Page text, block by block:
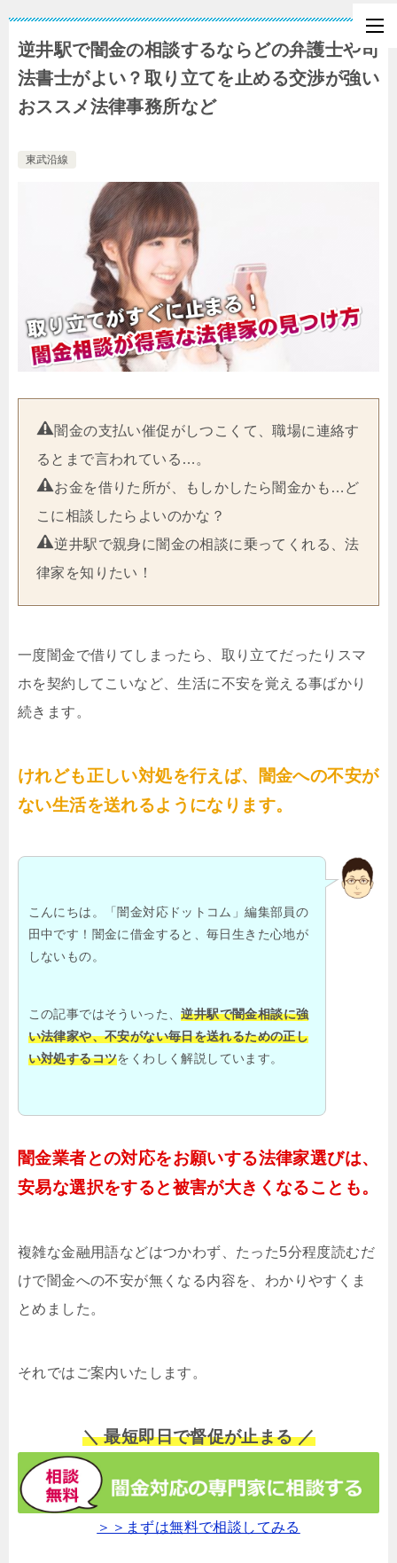
逆井駅で闇金の相談するならどの弁護士や司
法書士がよい？取り立てを止める交渉が強い
おススメ法律事務所など
東武沿線
闇金の支払い催促がしつこくて、職場に連絡す
るとまで言われている…。
お金を借りた所が、もしかしたら闇金かも…ど
こに相談したらよいのかな？
逆井駅で親身に闇金の相談に乗ってくれる、法
律家を知りたい！
一度闇金で借りてしまったら、取り立てだったりスマ
ホを契約してこいなど、生活に不安を覚える事ばかり
続きます。
けれども正しい対処を行えば、闇金への不安が
ない生活を送れるようになります。
こんにちは。「闇金対応ドットコム」編集部員の
田中です！闇金に借金すると、毎日生きた心地が
しないもの。
この記事ではそういった、逆井駅で闇金相談に強
い法律家や、不安がない毎日を送れるための正し
い対処するコツをくわしく解説しています。
闇金業者との対応をお願いする法律家選びは、
安易な選択をすると被害が大きくなることも。
複雑な金融用語などはつかわず、たった5分程度読むだ
けで闇金への不安が無くなる内容を、わかりやすくま
とめました。
それではご案内いたします。
＼ 最短即日で督促が止まる ／
＞＞まずは無料で相談してみる